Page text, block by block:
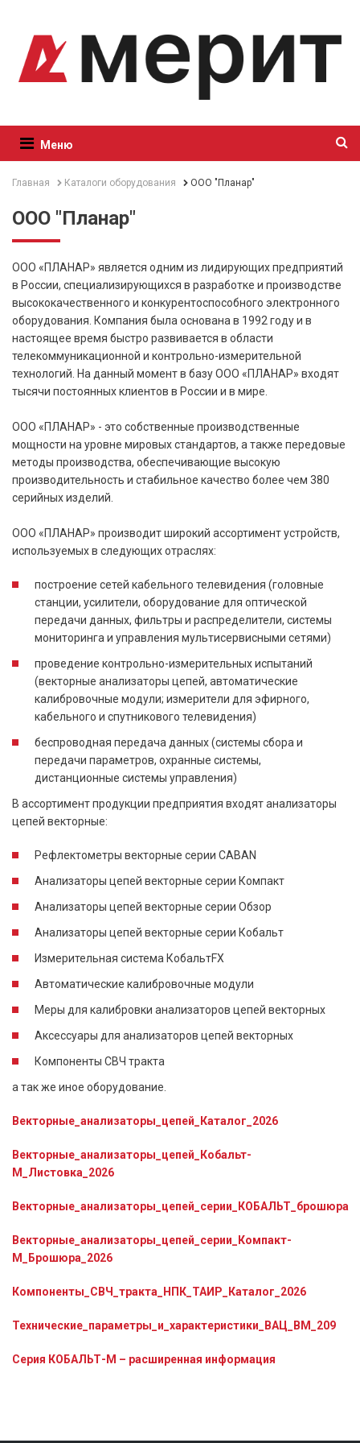
Меню
Главная Каталоги оборудования ООО "Планар"
ООО "Планар"
ООО «ПЛАНАР» является одним из лидирующих предприятий
в России, специализирующихся в разработке и производстве
высококачественного и конкурентоспособного электронного
оборудования. Компания была основана в 1992 году и в
настоящее время быстро развивается в области
телекоммуникационной и контрольно-измерительной
технологий. На данный момент в базу ООО «ПЛАНАР» входят
тысячи постоянных клиентов в России и в мире.
ООО «ПЛАНАР» - это собственные производственные
мощности на уровне мировых стандартов, а также передовые
методы производства, обеспечивающие высокую
производительность и стабильное качество более чем 380
серийных изделий.
ООО «ПЛАНАР» производит широкий ассортимент устройств,
используемых в следующих отраслях:
построение сетей кабельного телевидения (головные
станции, усилители, оборудование для оптической
передачи данных, фильтры и распределители, системы
мониторинга и управления мультисервисными сетями)
проведение контрольно-измерительных испытаний
(векторные анализаторы цепей, автоматические
калибровочные модули; измерители для эфирного,
кабельного и спутникового телевидения)
беспроводная передача данных (системы сбора и
передачи параметров, охранные системы,
дистанционные системы управления)
В ассортимент продукции предприятия входят анализаторы
цепей векторные:
Рефлектометры векторные серии CABAN
Анализаторы цепей векторные серии Компакт
Анализаторы цепей векторные серии Обзор
Анализаторы цепей векторные серии Кобальт
Измерительная система КобальтFX
Автоматические калибровочные модули
Меры для калибровки анализаторов цепей векторных
Аксессуары для анализаторов цепей векторных
Компоненты СВЧ тракта
а так же иное оборудование.
Векторные_анализаторы_цепей_Каталог_2026
Векторные_анализаторы_цепей_Кобальт-
М_Листовка_2026
Векторные_анализаторы_цепей_серии_КОБАЛЬТ_брошюра
Векторные_анализаторы_цепей_серии_Компакт-
М_Брошюра_2026
Компоненты_СВЧ_тракта_НПК_ТАИР_Каталог_2026
Технические_параметры_и_характеристики_ВАЦ_ВМ_209
Серия КОБАЛЬТ-М – расширенная информация